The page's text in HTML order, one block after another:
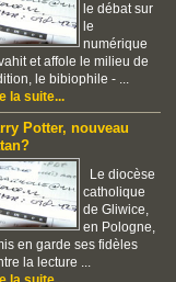
le débat sur
le
numérique
et affole le milieu de
le bibiophile - ...
la suite...
Potter, nouveau
Le diocèse
catholique
de Gliwice,
en Pologne,
en garde ses fidèles
la lecture ...